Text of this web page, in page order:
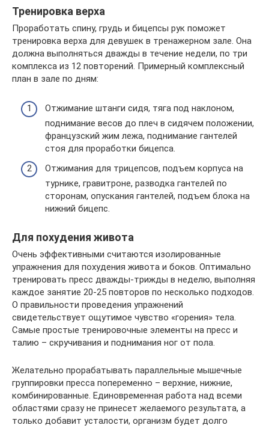
Тренировка верха
Проработать спину, грудь и бицепсы рук поможет
тренировка верха для девушек в тренажерном зале. Она
должна выполняться дважды в течение недели, по три
комплекса из 12 повторений. Примерный комплексный
план в зале по дням:
Отжимание штанги сидя, тяга под наклоном,
поднимание весов до плеч в сидячем положении,
французский жим лежа, поднимание гантелей
стоя для проработки бицепса.
Отжимания для трицепсов, подъем корпуса на
турнике, гравитроне, разводка гантелей по
сторонам, опускания гантелей, подъем блока на
нижний бицепс.
Для похудения живота
Очень эффективными считаются изолированные
упражнения для похудения живота и боков. Оптимально
тренировать пресс дважды-трижды в неделю, выполняя
каждое занятие 20-25 повторов по несколько подходов.
О правильности проведения упражнений
свидетельствует ощутимое чувство «горения» тела.
Самые простые тренировочные элементы на пресс и
талию – скручивания и поднимания ног от пола.
Желательно прорабатывать параллельные мышечные
группировки пресса попеременно – верхние, нижние,
комбинированные. Единовременная работа над всеми
областями сразу не принесет желаемого результата, а
только добавит усталости, организм будет долго